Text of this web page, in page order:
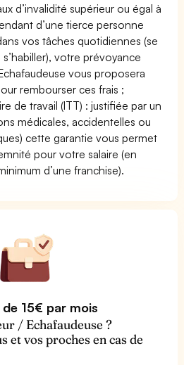
d’invalidité supérieur ou égal à
d’une tierce personne
vos tâches quotidiennes (se
votre prévoyance
vous proposera
rembourser ces frais ;
de travail (ITT) : justifiée par un
médicales, accidentelles ou
cette garantie vous permet
pour votre salaire (en
d’une franchise).
15€ par mois
/ Echafaudeuse ?
et vos proches en cas de